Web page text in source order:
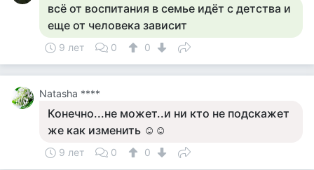
всё от воспитания в семье идёт с детства и
еще от человека зависит
9 лет 0 0
Natasha ****
Конечно...не может..и ни кто не подскажет
же как изменить ☺☺
9 лет 0 0